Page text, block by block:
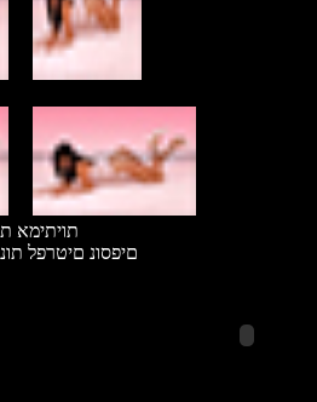
תויתימא
םיפסונ םיטרפל